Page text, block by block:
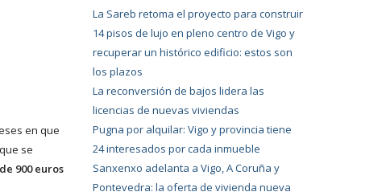
en que
se
900 euros
La Sareb retoma el proyecto para construir
14 pisos de lujo en pleno centro de Vigo y
recuperar un histórico edificio: estos son
los plazos
La reconversión de bajos lidera las
licencias de nuevas viviendas
Pugna por alquilar: Vigo y provincia tiene
24 interesados por cada inmueble
Sanxenxo adelanta a Vigo, A Coruña y
Pontevedra: la oferta de vivienda nueva